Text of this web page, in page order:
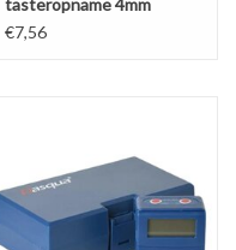
tasteropname 4mm
€7,56